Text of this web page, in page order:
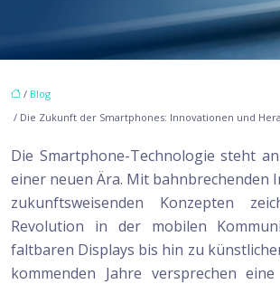
/ Blog
/ Die Zukunft der Smartphones: Innovationen und
Die Smartphone-Technologie steht
einer neuen Ära. Mit bahnbrechenden
zukunftsweisenden Konzepten
Revolution in der mobilen
faltbaren Displays bis hin zu
kommenden Jahre versprechen